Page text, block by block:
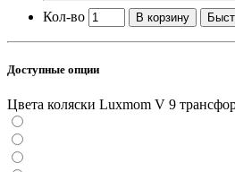
Кол-во В корзину
Доступные опции
Цвета коляски Luxmom V 9